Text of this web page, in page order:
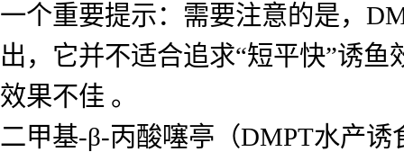
一个重要提示：需要注意的是，
出，它并不适合追求“短平快”诱
效果不佳 。
二甲基-β-丙酸噻亭（DMPT水产诱